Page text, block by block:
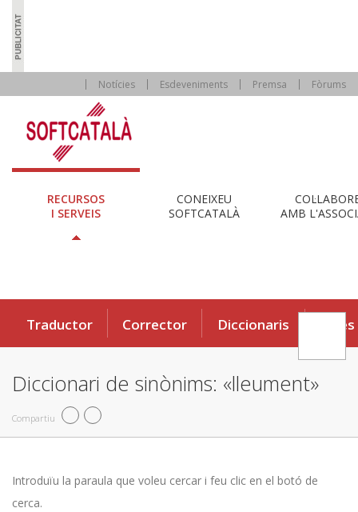
Notícies Esdeveniments Premsa Fòrums
RECURSOS
I SERVEIS
CONEIXEU
SOFTCATALÀ
AMB
Traductor Corrector Diccionaris Eines
Diccionari de sinònims: «lleument»
Compartiu
Introduïu la paraula que voleu cercar i feu clic en el botó de
cerca.